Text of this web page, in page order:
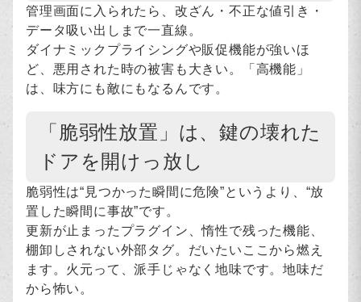
管理画面に入られたら、改ざん・不正な値引き・
データ吸い出しまで一直線。
ダイナミックプライシングや販促機能が強いほ
ど、悪用された時の被害も大きい。「高機能」
は、味方にも敵にもなるんです。
「脆弱性放置」は、鍵の壊れた
ドアを開けっ放し
脆弱性は“見つかった瞬間に危険”というより、“放
置した瞬間に事故”です。
更新が止まったプラグイン、惰性で残った機能、
棚卸しされない外部タグ。だいたいここから燃え
ます。火元って、派手じゃなく地味です。地味だ
から怖い。